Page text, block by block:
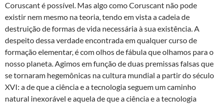
Coruscant é possível. Mas algo como Coruscant não pode
existir nem mesmo na teoria, tendo em vista a cadeia de
destruição de formas de vida necessária à sua existência. A
despeito dessa verdade encontrada em qualquer curso de
formação elementar, é com olhos de fábula que olhamos para o
nosso planeta. Agimos em função de duas premissas falsas que
se tornaram hegemônicas na cultura mundial a partir do século
XVI: a de que a ciência e a tecnologia seguem um caminho
natural inexorável e aquela de que a ciência e a tecnologia